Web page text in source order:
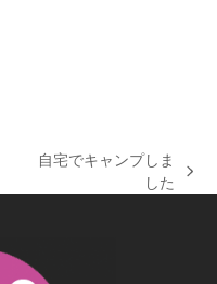
自宅でキャンプしま
した